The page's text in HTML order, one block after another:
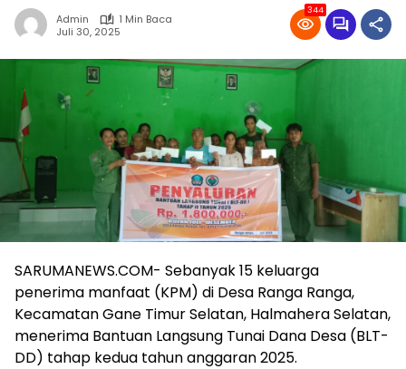
Admin
1 Min Baca
Juli 30, 2025
344
SARUMANEWS.COM- Sebanyak 15 keluarga
penerima manfaat (KPM) di Desa Ranga Ranga,
Kecamatan Gane Timur Selatan, Halmahera Selatan,
menerima Bantuan Langsung Tunai Dana Desa (BLT-
DD) tahap kedua tahun anggaran 2025.